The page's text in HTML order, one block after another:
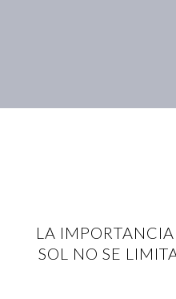
LA
SOL NO SE